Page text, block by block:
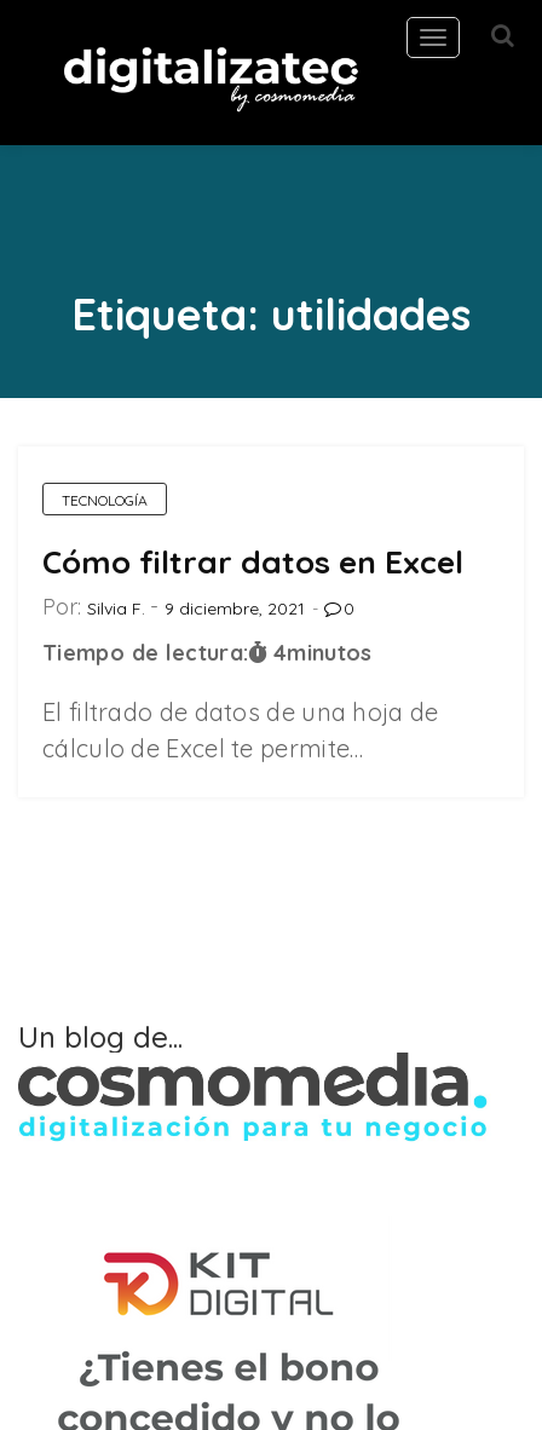
Toggle
navigation
Etiqueta: utilidades
TECNOLOGÍA
Cómo filtrar datos en Excel
Por: Silvia F. 9 diciembre, 2021 0
Tiempo de lectura: 4minutos
El filtrado de datos de una hoja de
cálculo de Excel te permite…
Un blog de...